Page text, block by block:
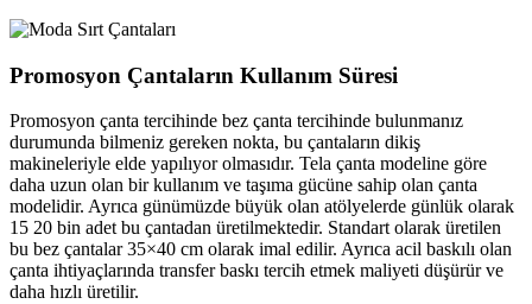
Promosyon Çantaların Kullanım Süresi
Promosyon çanta tercihinde bez çanta tercihinde bulunmanız
durumunda bilmeniz gereken nokta, bu çantaların dikiş
makineleriyle elde yapılıyor olmasıdır. Tela çanta modeline göre
daha uzun olan bir kullanım ve taşıma gücüne sahip olan çanta
modelidir. Ayrıca günümüzde büyük olan atölyelerde günlük olarak
15 20 bin adet bu çantadan üretilmektedir. Standart olarak üretilen
bu bez çantalar 35×40 cm olarak imal edilir. Ayrıca acil baskılı olan
çanta ihtiyaçlarında transfer baskı tercih etmek maliyeti düşürür ve
daha hızlı üretilir.